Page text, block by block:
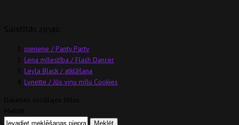
pienene / Panty Party
Lena mīlestība / Flash Dancer
Leyla Black / atklāšana
Lynette / Jūs viņu mīlu Cookies